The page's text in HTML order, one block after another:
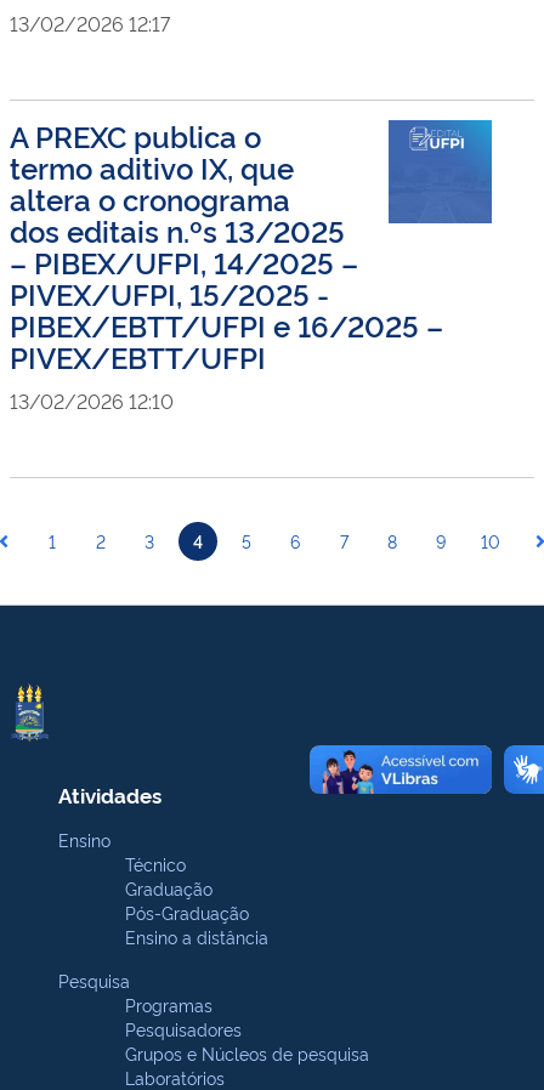
13/02/2026 12:17
A PREXC publica o
termo aditivo IX, que
altera o cronograma
dos editais n.ºs 13/2025
– PIBEX/UFPI, 14/2025 –
PIVEX/UFPI, 15/2025 -
PIBEX/EBTT/UFPI e 16/2025 –
PIVEX/EBTT/UFPI
13/02/2026 12:10
1 2 3 4 5 6 7 8 9 10
Atividades
Ensino
Técnico
Graduação
Pós-Graduação
Ensino a distância
Pesquisa
Programas
Pesquisadores
Grupos e Núcleos de pesquisa
Laboratórios